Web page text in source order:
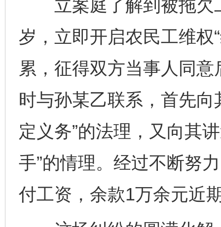
立案庭了解到被拖欠
岁，立即开启农民工维权
累，征得双方当事人同
时与孙某乙联系，首先
定义务”的法理，又向其
手”的情理。经过不断努
付工资，余款1万余元近